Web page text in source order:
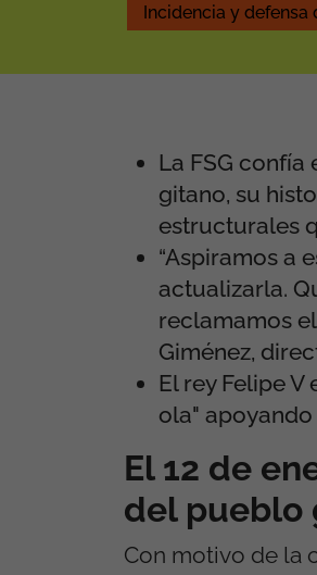
Incidencia y defensa
La FSG
gitano, su
estructurales
“Aspiramos a
actualizarla.
reclamamos
Giménez,
El rey Felipe
ola"
El 12 de
del pueblo
Con motivo de la